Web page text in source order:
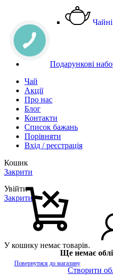
Подарункові
Чай
Акції
Про нас
Блог
Контакти
Список бажань
Порівняти
Вхід / реєстрація
Кошик
Закрити
У кошику немає товарів.
Повернутися до магазину
Увійти
Закрити
Ще немає
Створити